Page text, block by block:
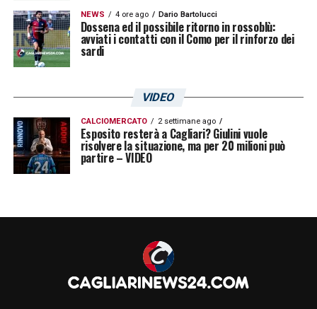
NEWS 4 ore ago Dario Bartolucci
Dossena ed il possibile ritorno in rossoblù:
avviati i contatti con il Como per il rinforzo dei
sardi
VIDEO
CALCIOMERCATO 2 settimane ago
Esposito resterà a Cagliari? Giulini vuole
risolvere la situazione, ma per 20 milioni può
partire – VIDEO